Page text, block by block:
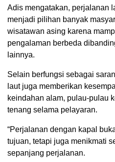
Adis mengatakan, perjalanan
menjadi pilihan banyak
wisatawan asing karena
pengalaman berbeda
lainnya.
Selain berfungsi sebagai
laut juga memberikan
keindahan alam, pulau-pulau
tenang selama pelayaran.
“Perjalanan dengan kapal
tujuan, tetapi juga menikmati
sepanjang perjalanan.